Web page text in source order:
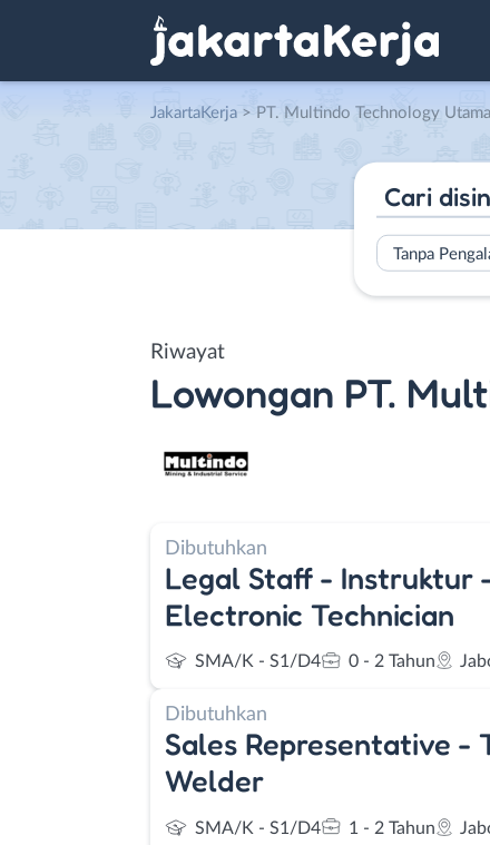
JakartaKerja > PT. Multindo Technology Utama
Tanpa
Riwayat
Lowongan PT.
Dibutuhkan
Legal Staff - Instruktur
Electronic Technician
SMA/K - S1/D4 0 - 2 Tahun
Dibutuhkan
Sales Representative -
Welder
SMA/K - S1/D4 1 - 2 Tahun